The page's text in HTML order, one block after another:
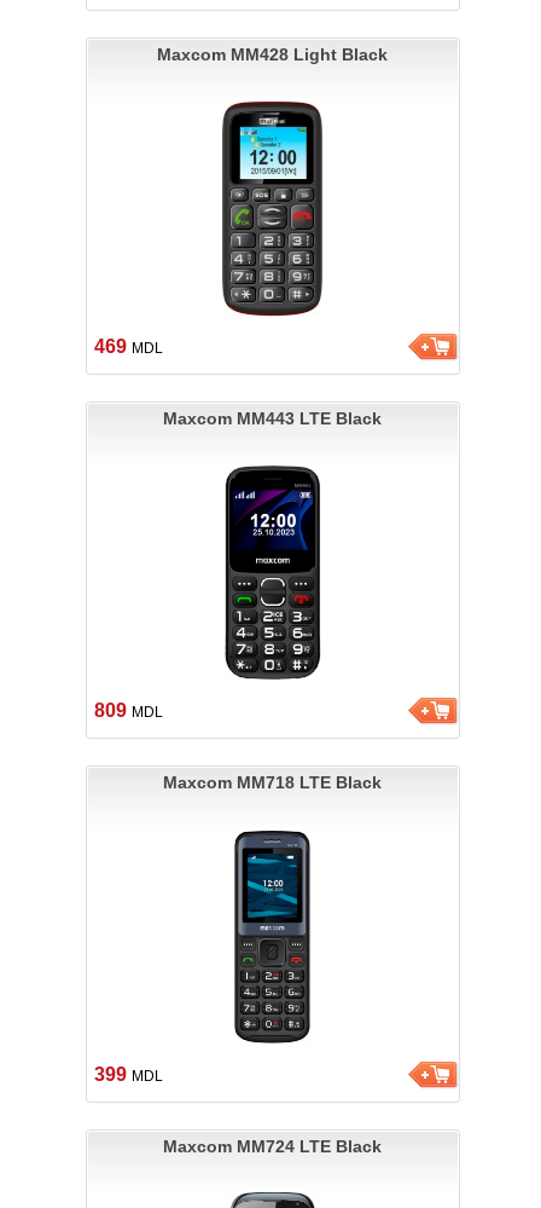
Maxcom MM428 Light Black
469 MDL
Maxcom MM443 LTE Black
809 MDL
Maxcom MM718 LTE Black
399 MDL
Maxcom MM724 LTE Black